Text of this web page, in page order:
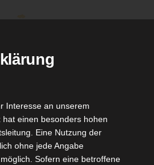
Interesse an unserem
einen besonders hohen
Eine Nutzung der
ohne jede Angabe
Sofern eine betroffene